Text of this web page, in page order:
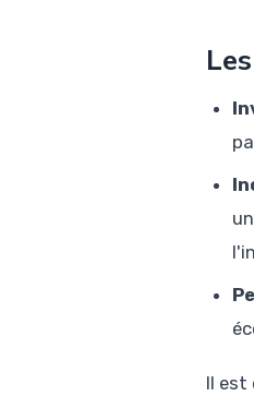
Il est